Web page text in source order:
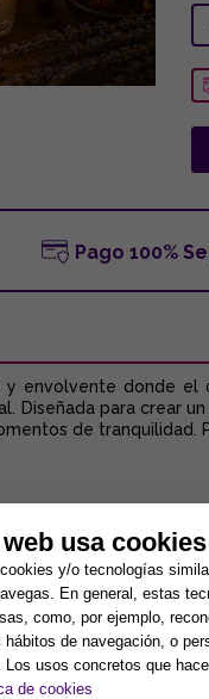
Pago 100%
y envolvente donde
Diseñada para crear
de
usa cookies
y/o tecnologías
En general, estas
como, por ejemplo,
de navegación, o
Los usos concretos que
de cookies